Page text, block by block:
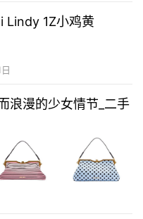
Lindy 1Z小鸡黄
浪漫的少女情节_二手